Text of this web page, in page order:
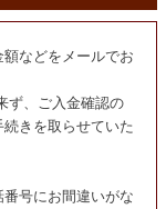
などをメールでお
ず、ご入金確認の
きを取らせていた
号にお間違いがな